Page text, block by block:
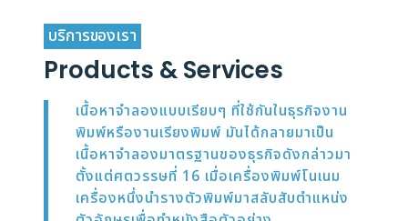
บริการของเรา
Products & Services
เนื้อหาจำลองแบบเรียบๆ ที่ใช้กันในธุรกิจงาน
พิมพ์หรืองานเรียงพิมพ์ มันได้กลายมาเป็น
เนื้อหาจำลองมาตรฐานของธุรกิจดังกล่าวมา
ตั้งแต่ศตวรรษที่ 16 เมื่อเครื่องพิมพ์โนเนม
เครื่องหนึ่งนำรางตัวพิมพ์มาสลับสับตำแหน่ง